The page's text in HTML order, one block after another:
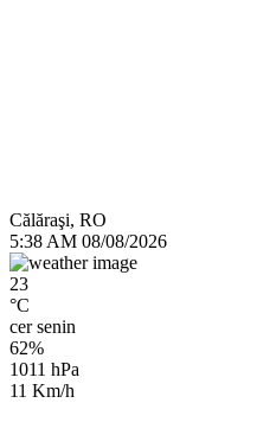
Călăraşi, RO
5:38 AM 08/08/2026
23
°C
cer senin
62%
1011 hPa
11 Km/h